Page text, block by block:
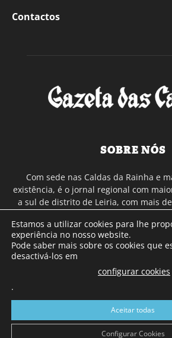
Contactos
SOBRE NÓS
Com sede nas Caldas da Rainha e
existência, é o jornal regional com
a sul de distrito de Leiria, com mais
Continental e assinatura
SIGA-NOS
Estamos a utilizar cookies para lhe
experiência no nosso website.
Pode saber mais sobre os cookies que
desactivá-los em
configurar cookies
.
Aceitar todas
Configurar Cookies